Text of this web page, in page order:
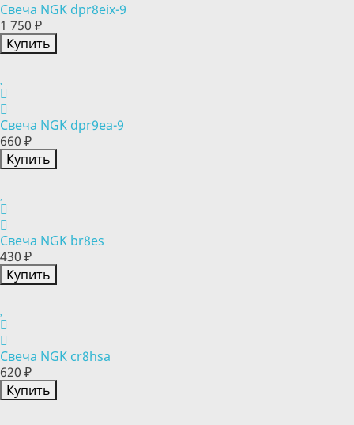
Свеча NGK dpr8eix-9
1 750 ₽
Купить
Свеча NGK dpr9ea-9
660 ₽
Купить
Свеча NGK br8es
430 ₽
Купить
Свеча NGK cr8hsa
620 ₽
Купить